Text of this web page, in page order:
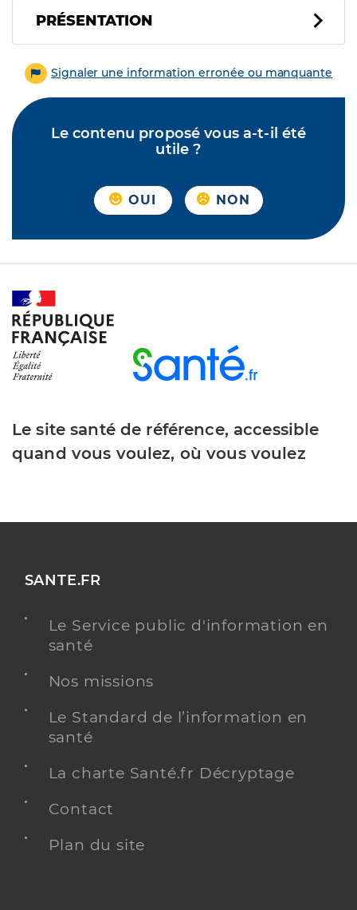
PRÉSENTATION
Signaler une information erronée ou manquante
Le contenu proposé vous a-t-il été
utile ?
OUI NON
Le site santé de référence, accessible
quand vous voulez, où vous voulez
SANTE.FR
Le Service public d'information en
santé
Nos missions
Le Standard de l’information en
santé
La charte Santé.fr Décryptage
Contact
Plan du site